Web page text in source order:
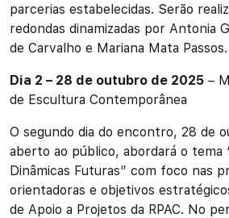
parcerias estabelecidas. Serão
redondas dinamizadas por Antonia
de Carvalho e Mariana Mata Passos.
Dia 2 – 28 de outubro de 2025 –
de Escultura Contemporânea
O segundo dia do encontro, 28 de
aberto ao público, abordará o tema
Dinâmicas Futuras” com foco nas
orientadoras e objetivos
de Apoio a Projetos da RPAC. No